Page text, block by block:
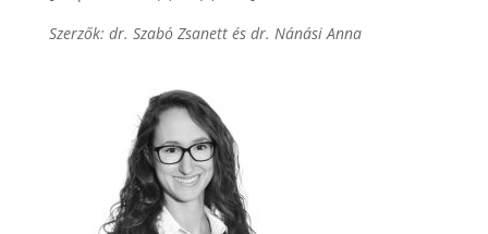
Szerzők: dr. Szabó Zsanett és dr. Nánási Anna